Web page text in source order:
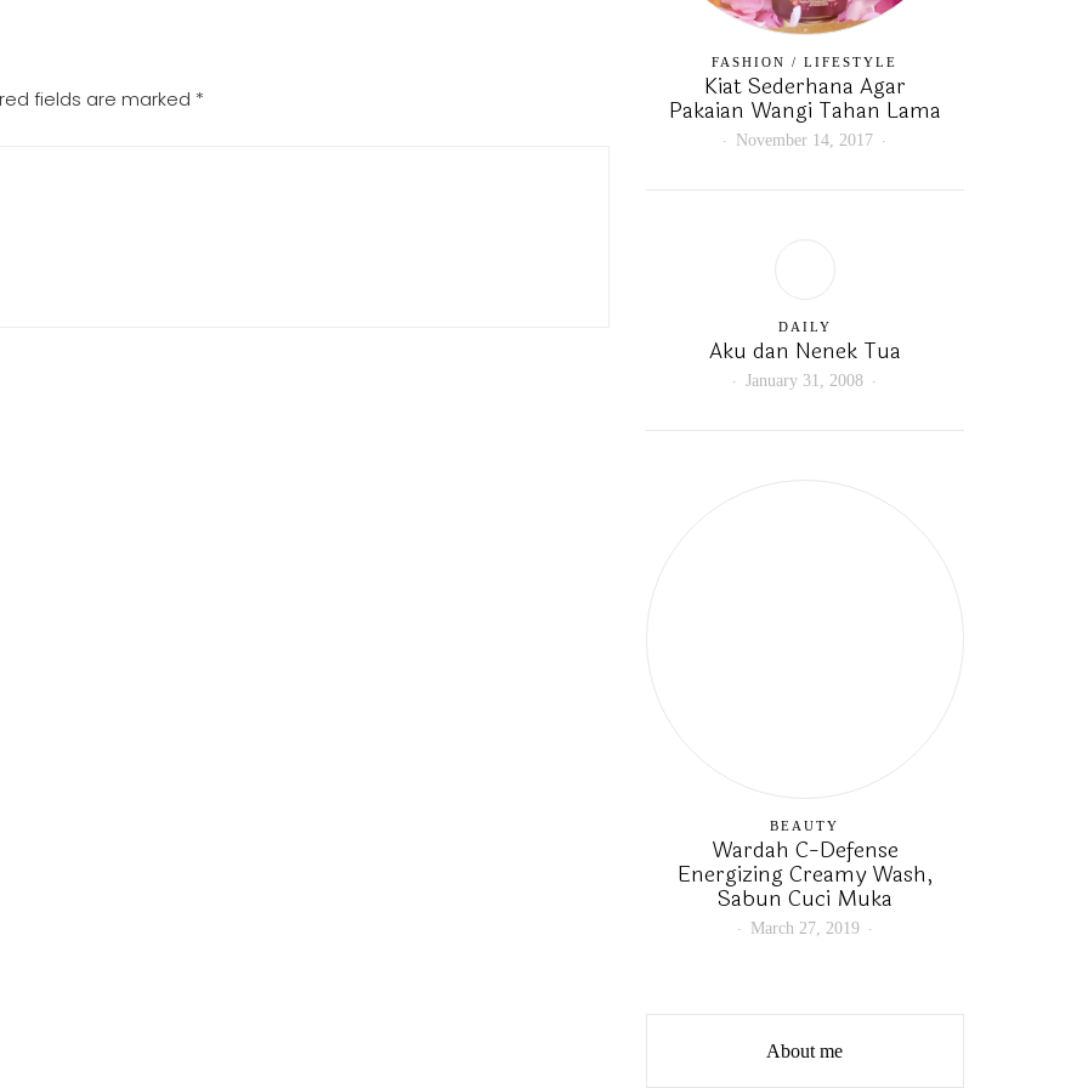
fields are marked *
FASHION /LIFESTYLE
Kiat Sederhana Agar
Pakaian Wangi Tahan Lama
November 14, 2017
DAILY
Aku dan Nenek Tua
January 31, 2008
BEAUTY
Wardah C-Defense
Energizing Creamy Wash,
Sabun Cuci Muka
March 27, 2019
About me